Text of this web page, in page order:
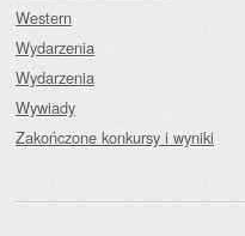
Western
Wydarzenia
Wydarzenia
Wywiady
Zakończone konkursy i wyniki